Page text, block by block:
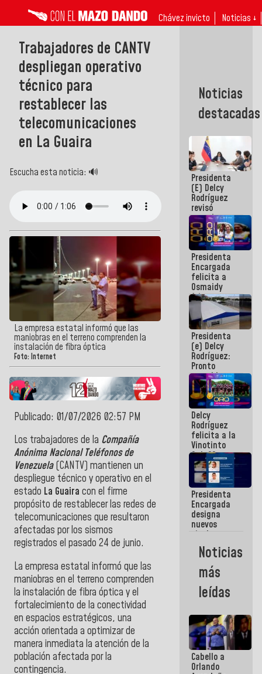
Chávez invicto Noticias ↓
Trabajadores de CANTV
despliegan operativo
técnico para
restablecer las
telecomunicaciones
en La Guaira
Escucha esta noticia: 🔊
La empresa estatal informó que las
maniobras en el terreno comprenden la
instalación de fibra óptica
Foto: Internet
Publicado: 01/07/2026 02:57 PM
Los trabajadores de la Compañía
Anónima Nacional Teléfonos de
Venezuela(CANTV) mantienen un
despliegue técnico y operativo en el
estado La Guaira con el firme
propósito de restablecer las redes de
telecomunicaciones que resultaron
afectadas por los sismos
registrados el pasado 24 de junio.
La empresa estatal informó que las
maniobras en el terreno comprenden
la instalación de fibra óptica y el
fortalecimiento de la conectividad
en espacios estratégicos, una
acción orientada a optimizar de
manera inmediata la atención de la
población afectada por la
contingencia.
Noticias
destacadas
Presidenta
(E) Delcy
Rodríguez
revisó
agenda
económica y
ejecución de
fondos de
emergencia
post-sismos
Presidenta
Encargada
felicita a
Osmaidy
Arias y
Giraly
Marcano por
hacer
historia en
los
Centroamericanos
Presidenta
(e) Delcy
Rodríguez:
Pronto
restableceremos
las
operaciones
en el
Aeropuerto
Internacional
de
Maiquetía
Delcy
Rodríguez
felicita a la
Vinotinto
Sub 20
campeona
frente
México Sub
23 en los
Centroamericanos
Presidenta
Encargada
designa
nuevos
titulares en
Viceministerio
de Energía
Eléctrica y
CORPOELEC
Noticias
más
leídas
Cabello a
Orlando